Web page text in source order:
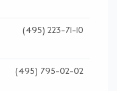
(495) 223-71-10
(495) 795-02-02